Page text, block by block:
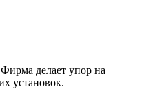
делает упор на
установок.